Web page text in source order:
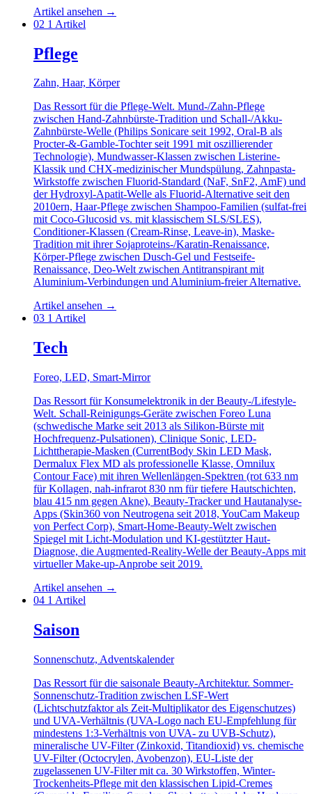
Artikel ansehen →
02 1 Artikel
Pflege
Zahn, Haar, Körper
Das Ressort für die Pflege-Welt. Mund-/Zahn-Pflege
zwischen Hand-Zahnbürste-Tradition und Schall-/Akku-
Zahnbürste-Welle (Philips Sonicare seit 1992, Oral-B als
Procter-&-Gamble-Tochter seit 1991 mit oszillierender
Technologie), Mundwasser-Klassen zwischen Listerine-
Klassik und CHX-medizinischer Mundspülung, Zahnpasta-
Wirkstoffe zwischen Fluorid-Standard (NaF, SnF2, AmF) und
der Hydroxyl-Apatit-Welle als Fluorid-Alternative seit den
2010ern, Haar-Pflege zwischen Shampoo-Familien (sulfat-frei
mit Coco-Glucosid vs. mit klassischem SLS/SLES),
Conditioner-Klassen (Cream-Rinse, Leave-in), Maske-
Tradition mit ihrer Sojaproteins-/Karatin-Renaissance,
Körper-Pflege zwischen Dusch-Gel und Festseife-
Renaissance, Deo-Welt zwischen Antitranspirant mit
Aluminium-Verbindungen und Aluminium-freier Alternative.
Artikel ansehen →
03 1 Artikel
Tech
Foreo, LED, Smart-Mirror
Das Ressort für Konsumelektronik in der Beauty-/Lifestyle-
Welt. Schall-Reinigungs-Geräte zwischen Foreo Luna
(schwedische Marke seit 2013 als Silikon-Bürste mit
Hochfrequenz-Pulsationen), Clinique Sonic, LED-
Lichttherapie-Masken (CurrentBody Skin LED Mask,
Dermalux Flex MD als professionelle Klasse, Omnilux
Contour Face) mit ihren Wellenlängen-Spektren (rot 633 nm
für Kollagen, nah-infrarot 830 nm für tiefere Hautschichten,
blau 415 nm gegen Akne), Beauty-Tracker und Hautanalyse-
Apps (Skin360 von Neutrogena seit 2018, YouCam Makeup
von Perfect Corp), Smart-Home-Beauty-Welt zwischen
Spiegel mit Licht-Modulation und KI-gestützter Haut-
Diagnose, die Augmented-Reality-Welle der Beauty-Apps mit
virtueller Make-up-Anprobe seit 2019.
Artikel ansehen →
04 1 Artikel
Saison
Sonnenschutz, Adventskalender
Das Ressort für die saisonale Beauty-Architektur. Sommer-
Sonnenschutz-Tradition zwischen LSF-Wert
(Lichtschutzfaktor als Zeit-Multiplikator des Eigenschutzes)
und UVA-Verhältnis (UVA-Logo nach EU-Empfehlung für
mindestens 1:3-Verhältnis von UVA- zu UVB-Schutz),
mineralische UV-Filter (Zinkoxid, Titandioxid) vs. chemische
UV-Filter (Octocrylen, Avobenzon), EU-Liste der
zugelassenen UV-Filter mit ca. 30 Wirkstoffen, Winter-
Trockenheits-Pflege mit den klassischen Lipid-Cremes